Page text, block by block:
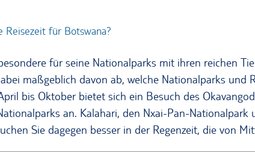
Reisezeit für Botswana?
für seine Nationalparks mit ihren reichen
maßgeblich davon ab, welche Nationalparks und
bis Oktober bietet sich ein Besuch des
an. Kalahari, den Nxai-Pan-Nationalpark
Sie dagegen besser in der Regenzeit, die von